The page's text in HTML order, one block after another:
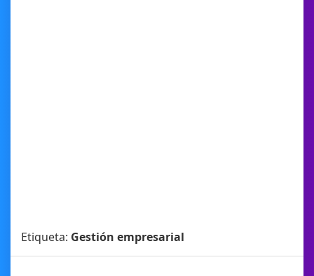
Etiqueta: Gestión empresarial